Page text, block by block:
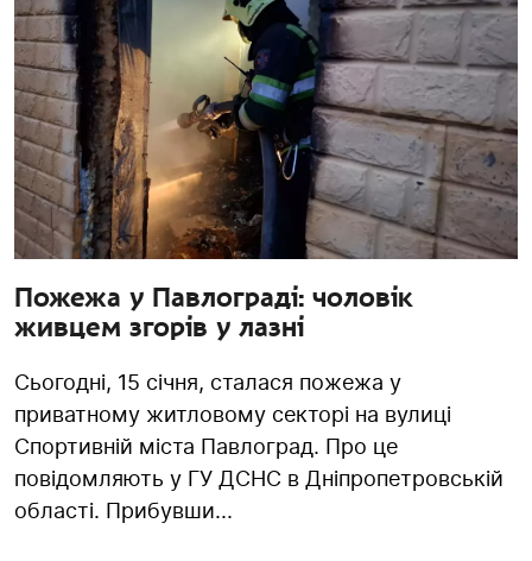
Пожежа у Павлограді: чоловік
живцем згорів у лазні
Сьогодні, 15 січня, сталася пожежа у
приватному житловому секторі на вулиці
Спортивній міста Павлоград. Про це
повідомляють у ГУ ДСНС в Дніпропетровській
області. Прибувши...